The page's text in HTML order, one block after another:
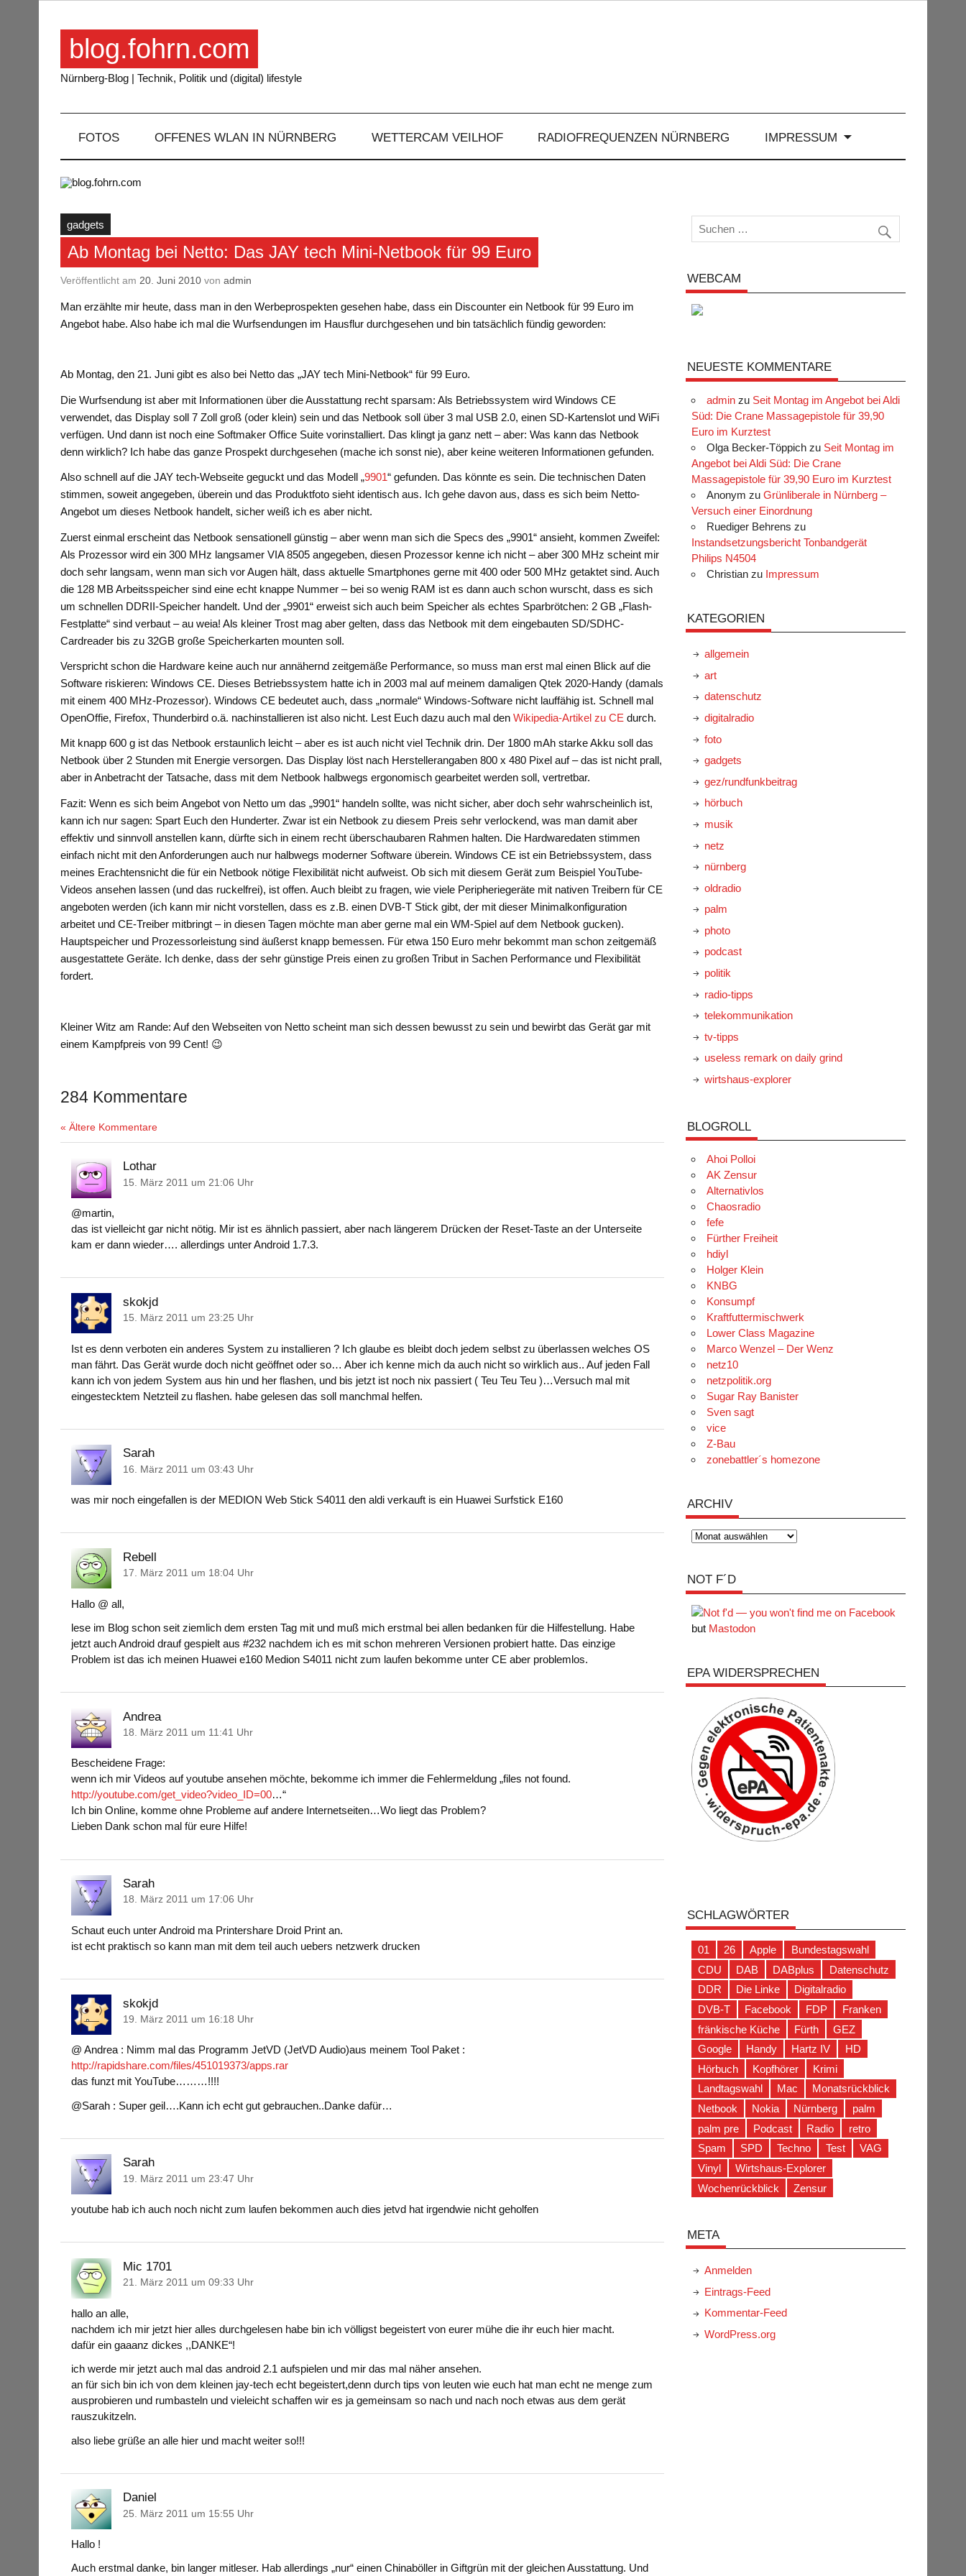
blog.fohrn.com
Nürnberg-Blog | Technik, Politik und (digital) lifestyle
FOTOS OFFENES WLAN IN NÜRNBERG WETTERCAM VEILHOF RADIOFREQUENZEN NÜRNBERG IMPRESSUM
gadgets
Ab Montag bei Netto: Das JAY tech Mini-Netbook für 99 Euro
Veröffentlicht am20. Juni 2010 vonadmin
Man erzählte mir heute, dass man in den Werbeprospekten gesehen habe, dass ein Discounter ein Netbook für 99 Euro im
Angebot habe. Also habe ich mal die Wurfsendungen im Hausflur durchgesehen und bin tatsächlich fündig geworden:
Ab Montag, den 21. Juni gibt es also bei Netto das „JAY tech Mini-Netbook“ für 99 Euro.
Die Wurfsendung ist aber mit Informationen über die Ausstattung recht sparsam: Als Betriebssystem wird Windows CE
verwendet, das Display soll 7 Zoll groß (oder klein) sein und das Netbook soll über 3 mal USB 2.0, einen SD-Kartenslot und WiFi
verfügen. Und dann ist noch eine Softmaker Office Suite vorinstalliert. Das klingt ja ganz nett – aber: Was kann das Netbook
denn wirklich? Ich habe das ganze Prospekt durchgesehen (mache ich sonst nie), aber keine weiteren Informationen gefunden.
Also schnell auf die JAY tech-Webseite geguckt und das Modell „9901“ gefunden. Das könnte es sein. Die technischen Daten
stimmen, soweit angegeben, überein und das Produktfoto sieht identisch aus. Ich gehe davon aus, dass es sich beim Netto-
Angebot um dieses Netbook handelt, sicher weiß ich es aber nicht.
Zuerst einmal erscheint das Netbook sensationell günstig – aber wenn man sich die Specs des „9901“ ansieht, kommen Zweifel:
Als Prozessor wird ein 300 MHz langsamer VIA 8505 angegeben, diesen Prozessor kenne ich nicht – aber 300 MHz scheint mir
doch sehr langsam, wenn man sich vor Augen hält, dass aktuelle Smartphones gerne mit 400 oder 500 MHz getaktet sind. Auch
die 128 MB Arbeitsspeicher sind eine echt knappe Nummer – bei so wenig RAM ist es dann auch schon wurscht, dass es sich
um schnellen DDRII-Speicher handelt. Und der „9901“ erweist sich auch beim Speicher als echtes Sparbrötchen: 2 GB „Flash-
Festplatte“ sind verbaut – au weia! Als kleiner Trost mag aber gelten, dass das Netbook mit dem eingebauten SD/SDHC-
Cardreader bis zu 32GB große Speicherkarten mounten soll.
Verspricht schon die Hardware keine auch nur annähernd zeitgemäße Performance, so muss man erst mal einen Blick auf die
Software riskieren: Windows CE. Dieses Betriebssystem hatte ich in 2003 mal auf meinem damaligen Qtek 2020-Handy (damals
mit einem 400 MHz-Prozessor). Windows CE bedeutet auch, dass „normale“ Windows-Software nicht lauffähig ist. Schnell mal
OpenOffie, Firefox, Thunderbird o.ä. nachinstallieren ist also nicht. Lest Euch dazu auch mal denWikipedia-Artikel zu CE durch.
Mit knapp 600 g ist das Netbook erstaunlich leicht – aber es ist auch nicht viel Technik drin. Der 1800 mAh starke Akku soll das
Netbook über 2 Stunden mit Energie versorgen. Das Display löst nach Herstellerangaben 800 x 480 Pixel auf – das ist nicht prall,
aber in Anbetracht der Tatsache, dass mit dem Netbook halbwegs ergonomisch gearbeitet werden soll, vertretbar.
Fazit: Wenn es sich beim Angebot von Netto um das „9901“ handeln sollte, was nicht sicher, aber doch sehr wahrscheinlich ist,
kann ich nur sagen: Spart Euch den Hunderter. Zwar ist ein Netbook zu diesem Preis sehr verlockend, was man damit aber
effektiv und sinnvoll anstellen kann, dürfte sich in einem recht überschaubaren Rahmen halten. Die Hardwaredaten stimmen
einfach nicht mit den Anforderungen auch nur halbwegs moderner Software überein. Windows CE ist ein Betriebssystem, dass
meines Erachtensnicht die für ein Netbook nötige Flexibilität nicht aufweist. Ob sich mit diesem Gerät zum Beispiel YouTube-
Videos ansehen lassen (und das ruckelfrei), ist offen. Auch bleibt zu fragen, wie viele Peripheriegeräte mit nativen Treibern für CE
angeboten werden (ich kann mir nicht vorstellen, dass es z.B. einen DVB-T Stick gibt, der mit dieser Minimalkonfiguration
arbeitet und CE-Treiber mitbringt – in diesen Tagen möchte man aber gerne mal ein WM-Spiel auf dem Netbook gucken).
Hauptspeicher und Prozessorleistung sind äußerst knapp bemessen. Für etwa 150 Euro mehr bekommt man schon zeitgemäß
ausgestattete Geräte. Ich denke, dass der sehr günstige Preis einen zu großen Tribut in Sachen Performance und Flexibilität
fordert.
Kleiner Witz am Rande: Auf den Webseiten von Netto scheint man sich dessen bewusst zu sein und bewirbt das Gerät gar mit
einem Kampfpreis von 99 Cent! 😉
284 Kommentare
« Ältere Kommentare
Lothar
15. März 2011 um 21:06 Uhr
@martin,
das ist vielleicht gar nicht nötig. Mir ist es ähnlich passiert, aber nach längerem Drücken der Reset-Taste an der Unterseite
kam er dann wieder…. allerdings unter Android 1.7.3.
skokjd
15. März 2011 um 23:25 Uhr
Ist es denn verboten ein anderes System zu installieren ? Ich glaube es bleibt doch jedem selbst zu überlassen welches OS
man fährt. Das Gerät wurde doch nicht geöffnet oder so… Aber ich kenne mich da auch nicht so wirklich aus.. Auf jeden Fall
kann ich von jedem System aus hin und her flashen, und bis jetzt ist noch nix passiert ( Teu Teu Teu )…Versuch mal mit
eingestecktem Netzteil zu flashen. habe gelesen das soll manchmal helfen.
Sarah
16. März 2011 um 03:43 Uhr
was mir noch eingefallen is der MEDION Web Stick S4011 den aldi verkauft is ein Huawei Surfstick E160
Rebell
17. März 2011 um 18:04 Uhr
Hallo @ all,
lese im Blog schon seit ziemlich dem ersten Tag mit und muß mich erstmal bei allen bedanken für die Hilfestellung. Habe
jetzt auch Android drauf gespielt aus #232 nachdem ich es mit schon mehreren Versionen probiert hatte. Das einzige
Problem ist das ich meinen Huawei e160 Medion S4011 nicht zum laufen bekomme unter CE aber problemlos.
Andrea
18. März 2011 um 11:41 Uhr
Bescheidene Frage:
wenn ich mir Videos auf youtube ansehen möchte, bekomme ich immer die Fehlermeldung „files not found.
http://youtube.com/get_video?video_ID=00…“
Ich bin Online, komme ohne Probleme auf andere Internetseiten…Wo liegt das Problem?
Lieben Dank schon mal für eure Hilfe!
Sarah
18. März 2011 um 17:06 Uhr
Schaut euch unter Android ma Printershare Droid Print an.
ist echt praktisch so kann man mit dem teil auch uebers netzwerk drucken
skokjd
19. März 2011 um 16:18 Uhr
@ Andrea : Nimm mal das Programm JetVD (JetVD Audio)aus meinem Tool Paket :
http://rapidshare.com/files/451019373/apps.rar
das funzt mit YouTube………!!!!
@Sarah : Super geil….Kann ich echt gut gebrauchen..Danke dafür…
Sarah
19. März 2011 um 23:47 Uhr
youtube hab ich auch noch nicht zum laufen bekommen auch dies jetvd hat irgendwie nicht geholfen
Mic 1701
21. März 2011 um 09:33 Uhr
hallo an alle,
nachdem ich mir jetzt hier alles durchgelesen habe bin ich völligst begeistert von eurer mühe die ihr euch hier macht.
dafür ein gaaanz dickes ,,DANKE“!
ich werde mir jetzt auch mal das android 2.1 aufspielen und mir das mal näher ansehen.
an für sich bin ich von dem kleinen jay-tech echt begeistert,denn durch tips von leuten wie euch hat man echt ne menge zum
ausprobieren und rumbasteln und vieleicht schaffen wir es ja gemeinsam so nach und nach noch etwas aus dem gerät
rauszukitzeln.
also liebe grüße an alle hier und macht weiter so!!!
Daniel
25. März 2011 um 15:55 Uhr
Hallo !
Auch erstmal danke, bin langer mitleser. Hab allerdings „nur“ einen Chinaböller in Giftgrün mit der gleichen Ausstattung. Und
WEBCAM
NEUESTE KOMMENTARE
adminzu Seit Montag im Angebot bei Aldi
Süd: Die Crane Massagepistole für 39,90
Euro im Kurztest
Olga Becker-Töppichzu Seit Montag im
Angebot bei Aldi Süd: Die Crane
Massagepistole für 39,90 Euro im Kurztest
Anonym zu Grünliberale in Nürnberg –
Versuch einer Einordnung
Ruediger Behrens zu
Instandsetzungsbericht Tonbandgerät
Philips N4504
Christianzu Impressum
KATEGORIEN
allgemein
art
datenschutz
digitalradio
foto
gadgets
gez/rundfunkbeitrag
hörbuch
musik
netz
nürnberg
oldradio
palm
photo
podcast
politik
radio-tipps
telekommunikation
tv-tipps
useless remark on daily grind
wirtshaus-explorer
BLOGROLL
Ahoi Polloi
AK Zensur
Alternativlos
Chaosradio
fefe
Fürther Freiheit
hdiyl
Holger Klein
KNBG
Konsumpf
Kraftfuttermischwerk
Lower Class Magazine
Marco Wenzel – Der Wenz
netz10
netzpolitik.org
Sugar Ray Banister
Sven sagt
vice
Z-Bau
zonebattler´s homezone
ARCHIV
Archiv
NOT F´D
but Mastodon
EPA WIDERSPRECHEN
SCHLAGWÖRTER
01 26 Apple
Bundestagswahl
CDU
DAB DABplus
Datenschutz
DDR
Die Linke
Digitalradio
DVB-T
Facebook FDP
Franken
fränkische Küche
Fürth
GEZ
Google
Handy Hartz IV
HD
Hörbuch
Kopfhörer
Krimi
Landtagswahl
Mac
Monatsrückblick
Netbook
Nokia Nürnberg
palm
palm pre
Podcast Radio
retro
Spam
SPD Techno Test
VAG
Vinyl
Wirtshaus-Explorer
Wochenrückblick
Zensur
META
Anmelden
Eintrags-Feed
Kommentar-Feed
WordPress.org